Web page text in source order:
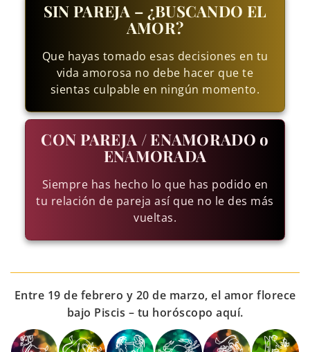
SIN PAREJA – ¿BUSCANDO EL
AMOR?
Que hayas tomado esas decisiones en tu
vida amorosa no debe hacer que te
sientas culpable en ningún momento.
CON PAREJA / ENAMORADO o
ENAMORADA
Siempre has hecho lo que has podido en
tu relación de pareja así que no le des más
vueltas.
Entre 19 de febrero y 20 de marzo, el amor florece
bajo Piscis – tu horóscopo aquí.